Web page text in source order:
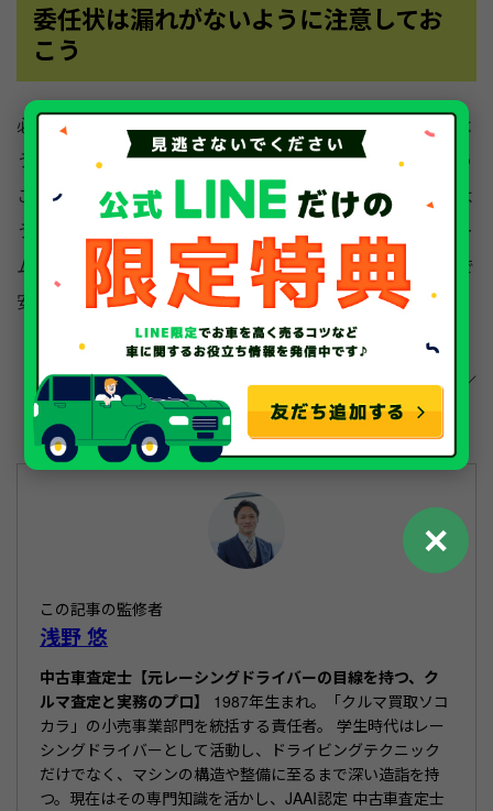
委任状は漏れがないように注意してお
こう
必要な書類をそろえて廃車手続きの代行申請をお願いしよ
うとしても、委任状に漏れがあれば代理人が手続きを行う
ことができません。委任状を作成するときは漏れがないよ
うに必ず内容を確認しておきましょう。国土交通省のホー
ムページにある書式であれば、内容漏れの心配がないので
安心です。
X F
a
c
b
Li
n
e
共
この記事の監修者
浅野 悠
中古車査定士【元レーシングドライバーの目線を持つ、ク
ルマ査定と実務のプロ】
1987年生まれ。「クルマ買取ソコ
カラ」の小売事業部門を統括する責任者。 学生時代はレー
シングドライバーとして活動し、ドライビングテクニック
だけでなく、マシンの構造や整備に至るまで深い造詣を持
つ。現在はその専門知識を活かし、JAAI認定 中古車査定士
✕